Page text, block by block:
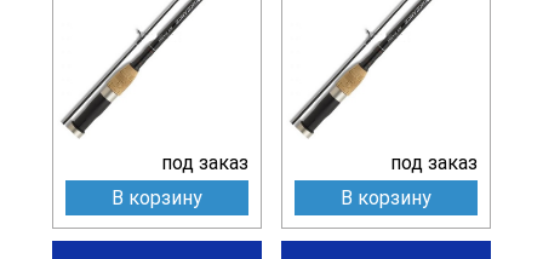
под заказ
В корзину
под заказ
В корзину